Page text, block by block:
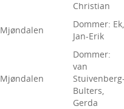
Christian
Mjøndalen
Dommer: Ek,
Jan-Erik
Mjøndalen
Dommer:
van
Bulters,
Gerda